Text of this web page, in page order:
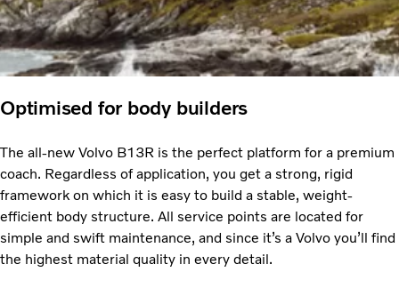
Optimised for body builders
The all-new Volvo B13R is the perfect platform for a premium
coach. Regardless of application, you get a strong, rigid
framework on which it is easy to build a stable, weight-
efficient body structure. All service points are located for
simple and swift maintenance, and since it’s a Volvo you’ll find
the highest material quality in every detail.